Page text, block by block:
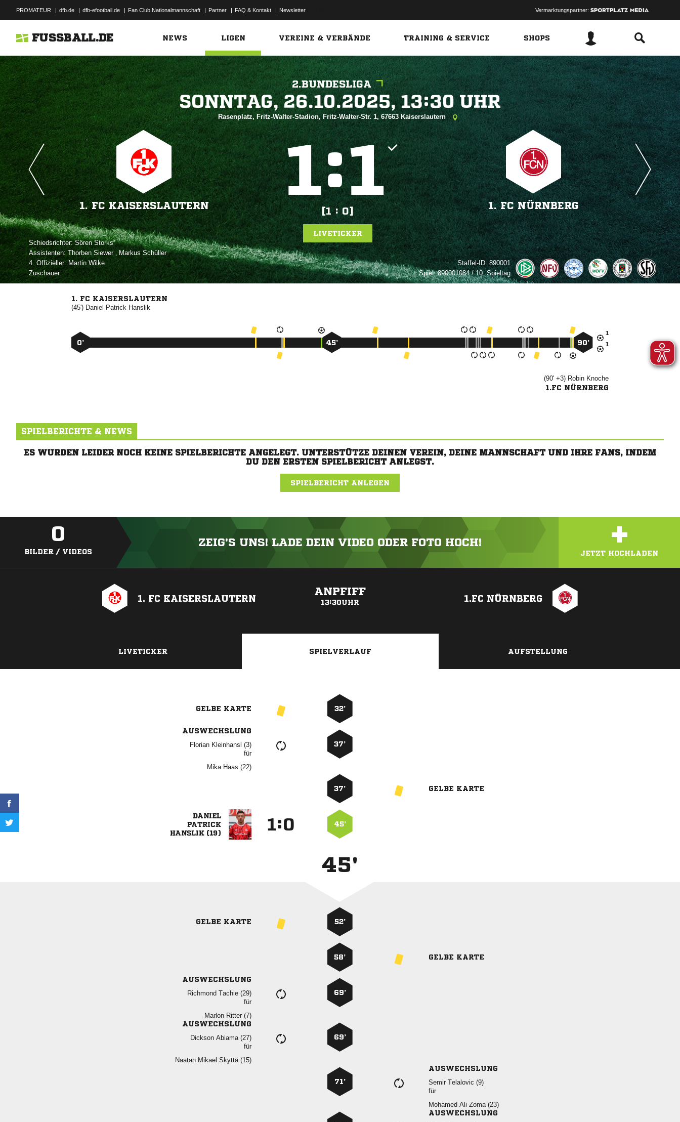
PROMATEUR | dfb.de | dfb-efootball.de | Fan Club Nationalmannschaft | Partner | FAQ & Kontakt | Newsletter Vermarktungspartner:
FUSSBALL.DE NEWS LIGEN VEREINE & VERBÄNDE TRAINING & SERVICE SHOPS
2.BUNDESLIGA
   
Rasenplatz, Fritz-Walter-Stadion, Fritz-Walter-Str. 1, 67663 Kaiserslautern
1. FC KAISERSLAUTERN
:
[1 : 0]
1. FC NÜRNBERG
LIVETICKER
Schiedsrichter: 
Assistenten:   ,  
4. Offizieller:  
Zuschauer:
Staffel-ID: 890001
Spiel:890001084 / 10. Spieltag
1. FC KAISERSLAUTERN
(45')  


0’ 45’ 90’
(90' +3)  
1.FC NÜRNBERG
SPIELBERICHTE & NEWS
ES WURDEN LEIDER NOCH KEINE SPIELBERICHTE ANGELEGT. UNTERSTÜTZE DEINEN VEREIN, DEINE MANNSCHAFT UND IHRE FANS, INDEM
DU DEN ERSTEN SPIELBERICHT ANLEGST.
SPIELBERICHT ANLEGEN
0
BILDER / VIDEOS
ZEIG'S UNS! LADE DEIN VIDEO ODER FOTO HOCH! +
JETZT HOCHLADEN
1. FC KAISERSLAUTERN
ANPFIFF
13:30UHR 1.FC NÜRNBERG
LIVETICKER SPIELVERLAUF AUFSTELLUNG
GELBE KARTE 32’
AUSWECHSLUNG
  
für
  
37’
37’ GELBE KARTE


 
: 45’
45'
GELBE KARTE 52’
58’ GELBE KARTE
AUSWECHSLUNG
  
für
  
69’
AUSWECHSLUNG
  
für
   
69’
71’
AUSWECHSLUNG
  
für
   
AUSWECHSLUNG